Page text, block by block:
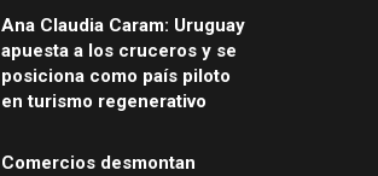
Ana Claudia Caram: Uruguay
apuesta a los cruceros y se
posiciona como país piloto
en turismo regenerativo
Comercios desmontan